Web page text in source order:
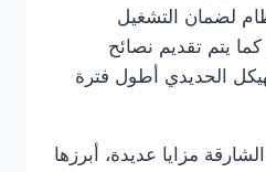
لضمان التشغيل
يتم تقديم نصائح
الحديدي أطول فترة
مزايا عديدة، أبرزها